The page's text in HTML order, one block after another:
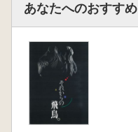
あなたへのおすすめ